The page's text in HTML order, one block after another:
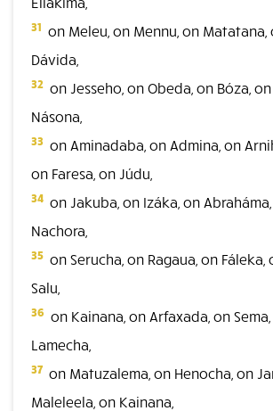
31 on Meleu, on Mennu, on Matatana,
Dávida,
32 on Jesseho, on Obeda, on Bóza,
Násona,
33 on Aminadaba, on Admina, on
on Faresa, on Júdu,
34 on Jakuba, on Izáka, on
Nachora,
35 on Serucha, on Ragaua, on Fáleka,
Salu,
36 on Kainana, on Arfaxada, on
Lamecha,
37 on Matuzalema, on Henocha, on
Maleleela, on Kainana,